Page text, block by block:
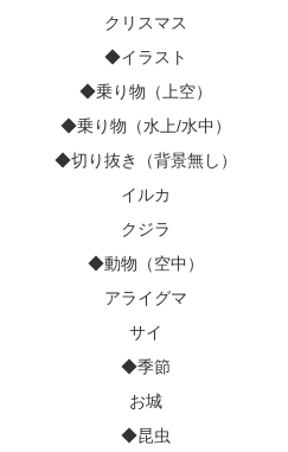
クリスマス
◆イラスト
◆乗り物（上空）
◆乗り物（水上/水中）
◆切り抜き（背景無し）
イルカ
クジラ
◆動物（空中）
アライグマ
サイ
◆季節
お城
◆昆虫